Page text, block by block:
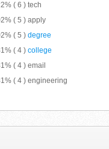
( 6 ) tech
( 5 ) apply
( 5 ) degree
( 4 ) college
( 4 ) email
( 4 ) engineering